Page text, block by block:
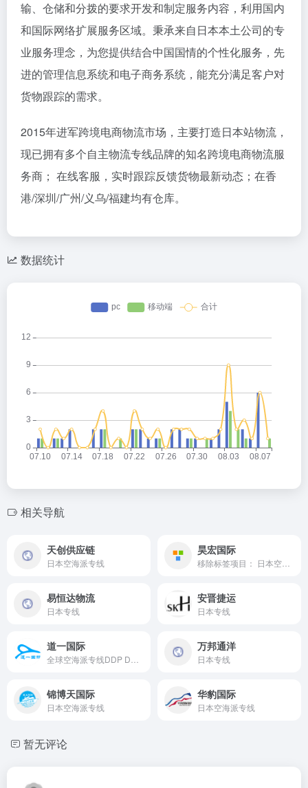
输、仓储和分拨的要求开发和制定服务内容，利用国内
和国际网络扩展服务区域。秉承来自日本本土公司的专
业服务理念，为您提供结合中国国情的个性化服务，先
进的管理信息系统和电子商务系统，能充分满足客户对
货物跟踪的需求。
2015年进军跨境电商物流市场，主要打造日本站物流，
现已拥有多个自主物流专线品牌的知名跨境电商物流服
务商； 在线客服，实时跟踪反馈货物最新动态；在香
港/深圳/广州/义乌/福建均有仓库。
数据统计
相关导航
天创供应链
日本空海派专线
昊宏国际
易恒达物流
日本专线
安晋捷运
日本专线
道一国际 万邦通洋
日本专线
锦博天国际
日本空海派专线
华豹国际
日本空海派专线
暂无评论